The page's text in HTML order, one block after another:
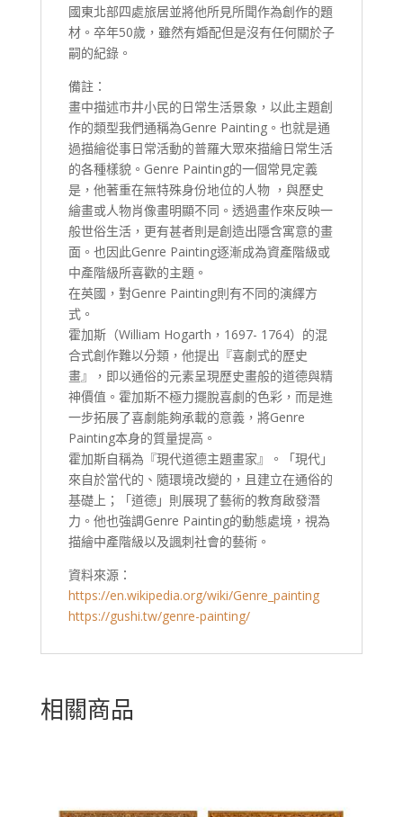
國東北部四處旅居並將他所見所聞作為創作的題
材。卒年50歲，雖然有婚配但是沒有任何關於子
嗣的紀錄。
備註：
畫中描述市井小民的日常生活景象，以此主題創
作的類型我們通稱為Genre Painting。也就是通
過描繪從事日常活動的普羅大眾來描繪日常生活
的各種樣貌。Genre Painting的一個常見定義
是，他著重在無特殊身份地位的人物 ，與歷史
繪畫或人物肖像畫明顯不同。透過畫作來反映一
般世俗生活，更有甚者則是創造出隱含寓意的畫
面。也因此Genre Painting逐漸成為資產階級或
中產階級所喜歡的主題。
在英國，對Genre Painting則有不同的演繹方
式。
霍加斯（William Hogarth，1697- 1764）的混
合式創作難以分類，他提出『喜劇式的歷史
畫』，即以通俗的元素呈現歷史畫般的道德與精
神價值。霍加斯不極力擺脫喜劇的色彩，而是進
一步拓展了喜劇能夠承載的意義，將Genre
Painting本身的質量提高。
霍加斯自稱為『現代道德主題畫家』。「現代」
來自於當代的、隨環境改變的，且建立在通俗的
基礎上；「道德」則展現了藝術的教育啟發潛
力。他也強調Genre Painting的動態處境，視為
描繪中產階級以及諷刺社會的藝術。
資料來源：
https://en.wikipedia.org/wiki/Genre_painting
https://gushi.tw/genre-painting/
相關商品